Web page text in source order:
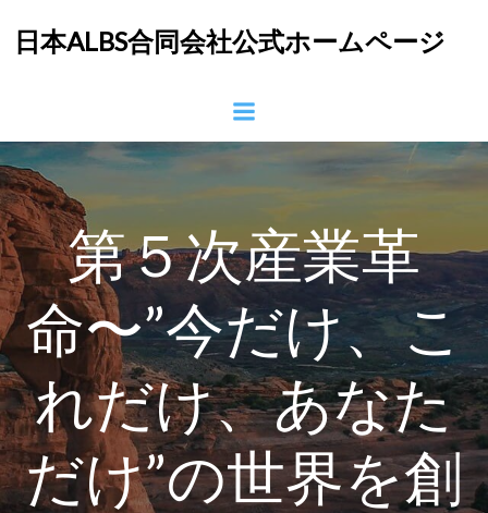
ン
ツ
へ
プ
日本ALBS合同会社公式ホームページ
第５次産業革
命〜”今だけ、こ
れだけ、あなた
だけ”の世界を創